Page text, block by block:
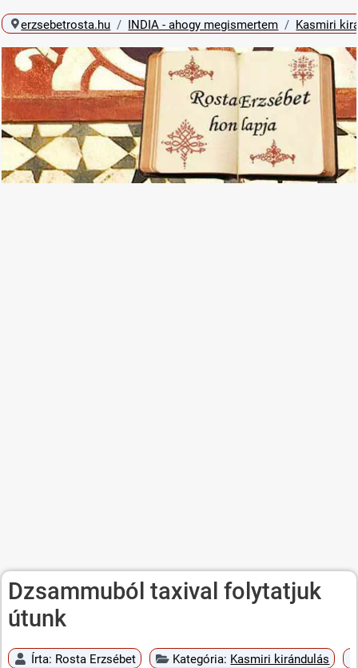
erzsebetrosta.hu INDIA - ahogy megismertem Kasmiri
Dzsammuból taxival folytatjuk
útunk
Írta: Rosta Erzsébet Kategória: Kasmiri kirándulás